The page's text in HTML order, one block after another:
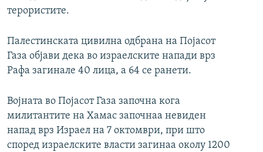
терористите.
Палестинската цивилна одбрана на Појасот
Газа објави дека во израелските напади врз
Рафа загинале 40 лица, а 64 се ранети.
Војната во Појасот Газа започна кога
милитантите на Хамас започнаа невиден
напад врз Израел на 7 октомври, при што
според израелските власти загинаа околу 1200